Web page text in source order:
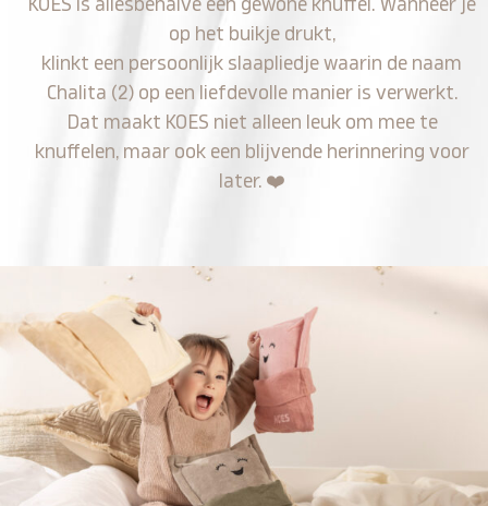
KOES is allesbehalve een gewone knuffel. Wanneer je
op het buikje drukt,
klinkt een persoonlijk slaapliedje waarin de naam
Chalita (2) op een liefdevolle manier is verwerkt.
Dat maakt KOES niet alleen leuk om mee te
knuffelen, maar ook een blijvende herinnering voor
later. ❤️